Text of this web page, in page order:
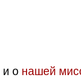
и о нашей